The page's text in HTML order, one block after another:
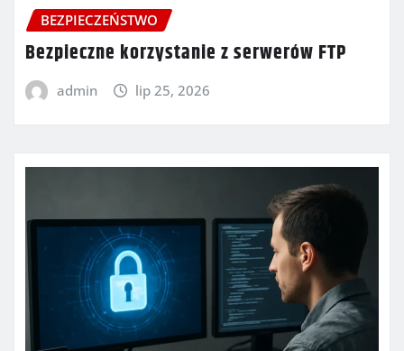
BEZPIECZEŃSTWO
Bezpieczne korzystanie z serwerów FTP
admin lip 25, 2026